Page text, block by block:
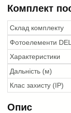
Комплект
Склад комплекту
Фотоелементи
Характеристики
Дальність (м)
Клас захисту (IP)
Опис